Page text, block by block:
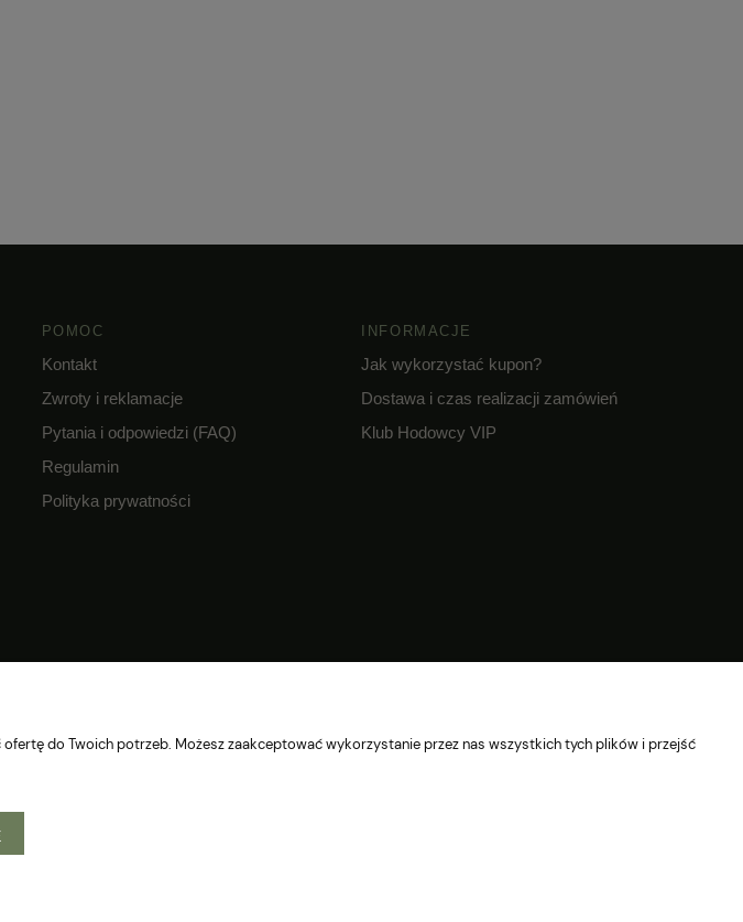
POMOC
Kontakt
Zwroty i reklamacje
Pytania i odpowiedzi (FAQ)
Regulamin
Polityka prywatności
INFORMACJE
Jak wykorzystać kupon?
Dostawa i czas realizacji zamówień
Klub Hodowcy VIP
do Twoich potrzeb. Możesz zaakceptować wykorzystanie przez nas wszystkich tych plików i przejść